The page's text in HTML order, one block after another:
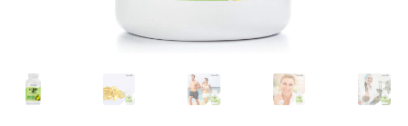
Salud Ósea y Articular